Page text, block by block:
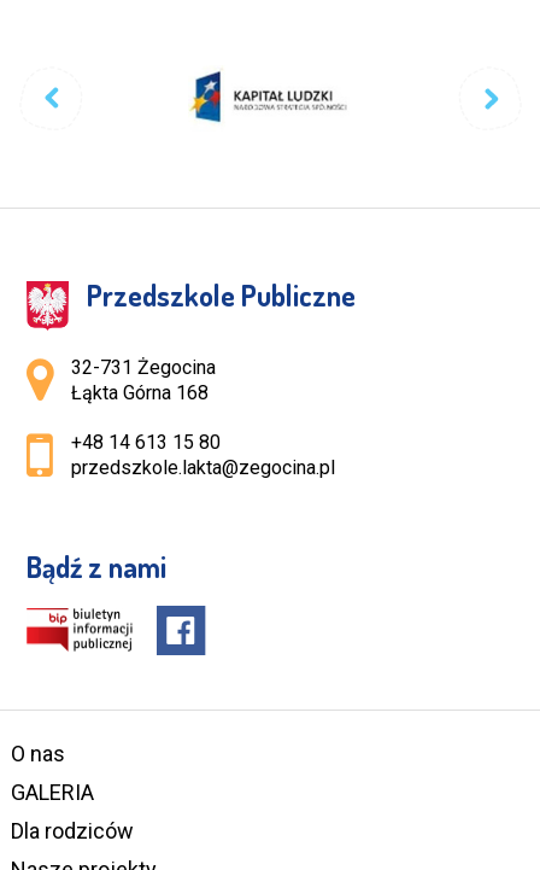
Przedszkole Publiczne
Adres pocztowy:
32-731 Żegocina
Łąkta Górna 168
+48 14 613 15 80
przedszkole.lakta@zegocina.pl
Bądź z nami
O nas
GALERIA
Dla rodziców